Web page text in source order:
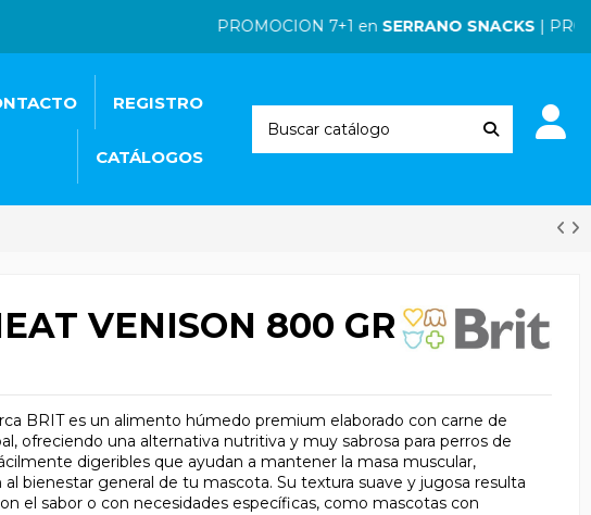
PROMOCION 7+1 enSERRANO SNACKS|
REGISTRO
CATÁLOGOS
VENISON 800 GR
BRIT es un alimento húmedo premium elaborado con carne de
ofreciendo una alternativa nutritiva y muy sabrosa para perros de
digeribles que ayudan a mantener la masa muscular,
bienestar general de tu mascota. Su textura suave y jugosa resulta
el sabor o con necesidades específicas, como mascotas con